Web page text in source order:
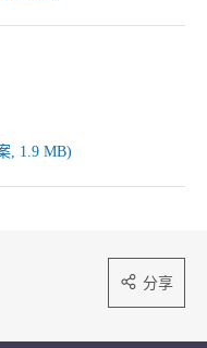
, 1.9 MB)
分享